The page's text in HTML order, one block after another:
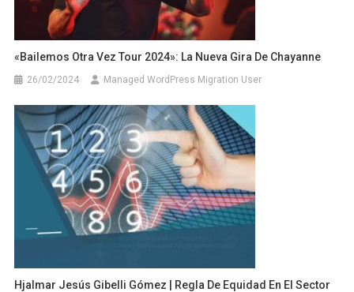
«Bailemos Otra Vez Tour 2024»: La Nueva Gira De Chayanne
26/02/2024 Managed WordPress Migration User
Hjalmar Jesús Gibelli Gómez | Regla De Equidad En El Sector